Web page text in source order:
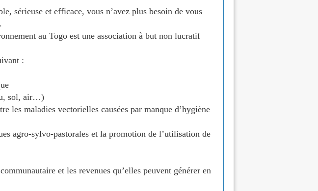
sérieuse et efficace, vous n’avez plus besoin de vous
au Togo est une association à but non lucratif
:
sol, air…)
les maladies vectorielles causées par manque d’hygiène
agro-sylvo-pastorales et la promotion de l’utilisation de
et les revenues qu’elles peuvent générer en